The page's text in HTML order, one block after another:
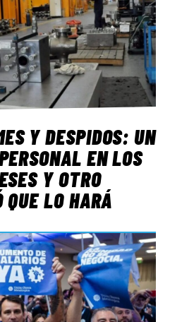
Y DESPIDOS: UN
EN LOS
Y OTRO
LO HARÁ